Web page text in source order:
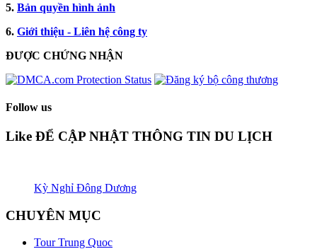
5. Bản quyền hình ảnh
6. Giới thiệu - Liên hệ công ty
ĐƯỢC CHỨNG NHẬN​
Follow us
Like ĐỂ CẬP NHẬT THÔNG TIN DU LỊCH
Kỳ Nghỉ Đông Dương
CHUYÊN MỤC
Tour Trung Quoc